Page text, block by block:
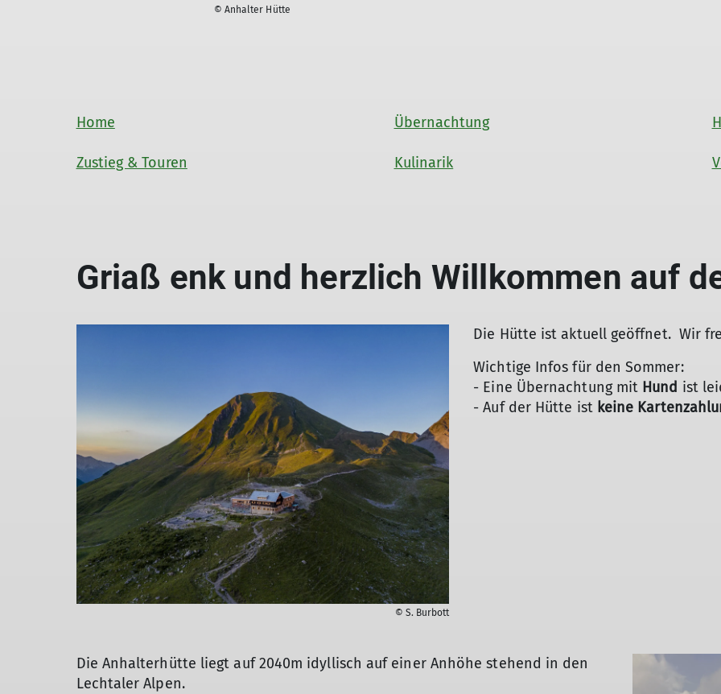
© Anhalter Hütte
Home
Zustieg & Touren
Übernachtung
Kulinarik
Griaß enk und herzlich Willkommen auf
© S. Burbott
Die Hütte ist aktuell geöffnet. Wir
Wichtige Infos für den Sommer:
- Eine Übernachtung mit Hund ist
- Auf der Hütte ist keine
Die Anhalterhütte liegt auf 2040m idyllisch auf einer Anhöhe stehend in den
Lechtaler Alpen.
Unsere erste Hüttensaison 2021 - vielen Dank an unser Team